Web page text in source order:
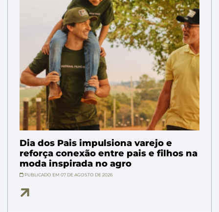
Dia dos Pais impulsiona varejo e
reforça conexão entre pais e filhos na
moda inspirada no agro
PUBLICADO EM 07 DE AGOSTO DE 2026